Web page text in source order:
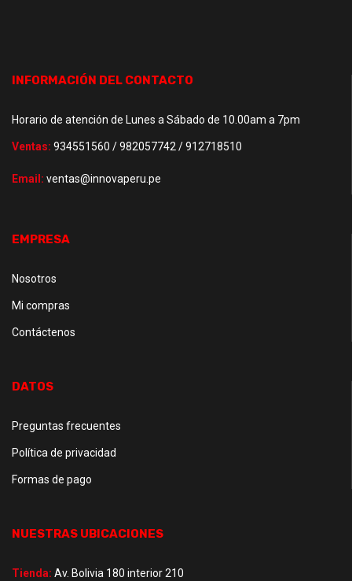
INFORMACIÓN DEL CONTACTO
Horario de atención de Lunes a Sábado de 10.00am a 7pm
Ventas: 934551560 / 982057742 / 912718510
Email: ventas@innovaperu.pe
EMPRESA
Nosotros
Mi compras
Contáctenos
DATOS
Preguntas frecuentes
Política de privacidad
Formas de pago
NUESTRAS UBICACIONES
Tienda: Av. Bolivia 180 interior 210